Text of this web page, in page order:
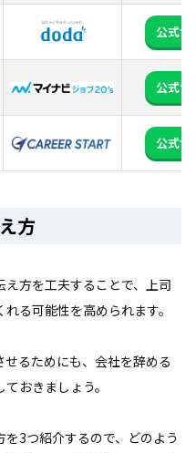
公式サ
公式サ
公式サ
方
方を工夫することで、上司
る可能性を高められます。
るためにも、会社を辞める
おきましょう。
3つ紹介するので、どのよう